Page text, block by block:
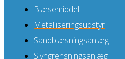
Blæsemiddel
Metalliseringsudstyr
Sandblæsningsanlæg
Slyngrensningsanlæg